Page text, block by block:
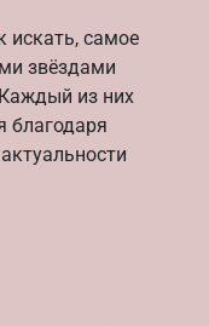
искать, самое
звёздами
из них
благодаря